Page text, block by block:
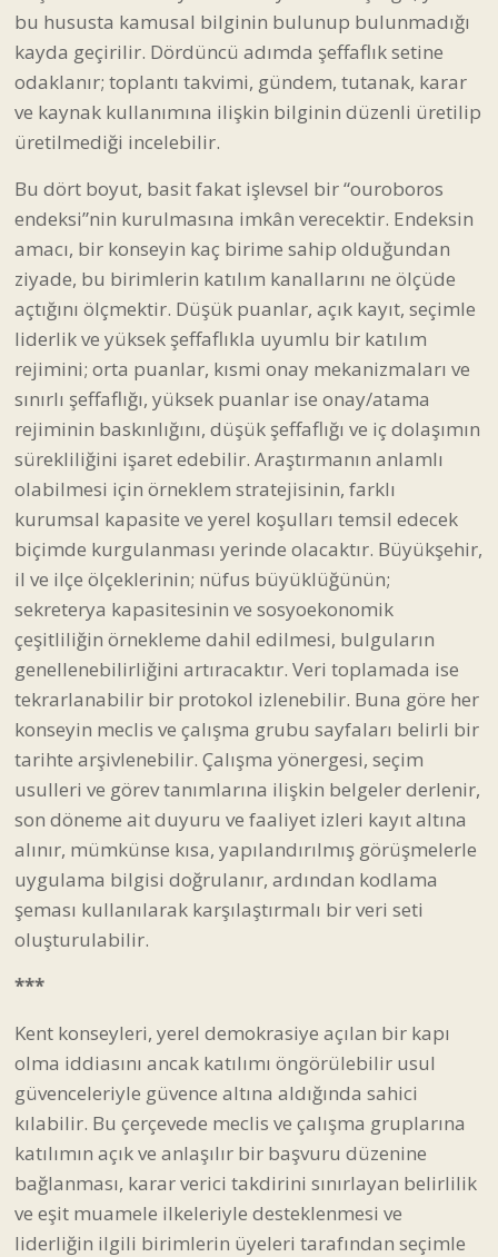
bu hususta kamusal bilginin bulunup bulunmadığı
kayda geçirilir. Dördüncü adımda şeffaflık setine
odaklanır; toplantı takvimi, gündem, tutanak, karar
ve kaynak kullanımına ilişkin bilginin düzenli üretilip
üretilmediği incelebilir.
Bu dört boyut, basit fakat işlevsel bir “ouroboros
endeksi”nin kurulmasına imkân verecektir. Endeksin
amacı, bir konseyin kaç birime sahip olduğundan
ziyade, bu birimlerin katılım kanallarını ne ölçüde
açtığını ölçmektir. Düşük puanlar, açık kayıt, seçimle
liderlik ve yüksek şeffaflıkla uyumlu bir katılım
rejimini; orta puanlar, kısmi onay mekanizmaları ve
sınırlı şeffaflığı, yüksek puanlar ise onay/atama
rejiminin baskınlığını, düşük şeffaflığı ve iç dolaşımın
sürekliliğini işaret edebilir. Araştırmanın anlamlı
olabilmesi için örneklem stratejisinin, farklı
kurumsal kapasite ve yerel koşulları temsil edecek
biçimde kurgulanması yerinde olacaktır. Büyükşehir,
il ve ilçe ölçeklerinin; nüfus büyüklüğünün;
sekreterya kapasitesinin ve sosyoekonomik
çeşitliliğin örnekleme dahil edilmesi, bulguların
genellenebilirliğini artıracaktır. Veri toplamada ise
tekrarlanabilir bir protokol izlenebilir. Buna göre her
konseyin meclis ve çalışma grubu sayfaları belirli bir
tarihte arşivlenebilir. Çalışma yönergesi, seçim
usulleri ve görev tanımlarına ilişkin belgeler derlenir,
son döneme ait duyuru ve faaliyet izleri kayıt altına
alınır, mümkünse kısa, yapılandırılmış görüşmelerle
uygulama bilgisi doğrulanır, ardından kodlama
şeması kullanılarak karşılaştırmalı bir veri seti
oluşturulabilir.
***
Kent konseyleri, yerel demokrasiye açılan bir kapı
olma iddiasını ancak katılımı öngörülebilir usul
güvenceleriyle güvence altına aldığında sahici
kılabilir. Bu çerçevede meclis ve çalışma gruplarına
katılımın açık ve anlaşılır bir başvuru düzenine
bağlanması, karar verici takdirini sınırlayan belirlilik
ve eşit muamele ilkeleriyle desteklenmesi ve
liderliğin ilgili birimlerin üyeleri tarafından seçimle